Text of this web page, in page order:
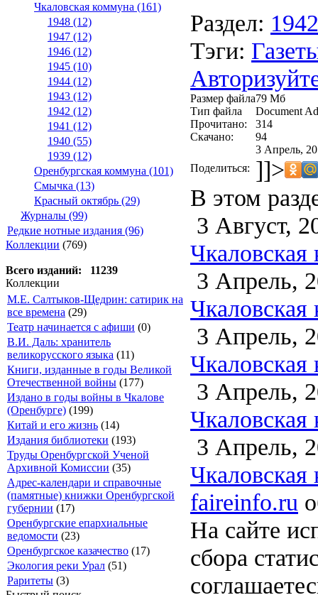
Чкаловская коммуна (161)
1948 (12)
1947 (12)
1946 (12)
1945 (10)
1944 (12)
1943 (12)
1942 (12)
1941 (12)
1940 (55)
1939 (12)
Оренбургская коммуна (101)
Смычка (13)
Красный октябрь (29)
Журналы (99)
Редкие нотные издания (96)
Коллекции (769)
Всего изданий: 11239
Коллекции
М.Е. Салтыков-Щедрин: сатирик на
все времена (29)
Театр начинается с афиши (0)
В.И. Даль: хранитель
великорусского языка (11)
Книги, изданные в годы Великой
Отечественной войны (177)
Издано в годы войны в Чкалове
(Оренбурге) (199)
Китай и его жизнь (14)
Издания библиотеки (193)
Труды Оренбургской Ученой
Архивной Комиссии (35)
Адрес-календари и справочные
(памятные) книжки Оренбургской
губернии (17)
Оренбургские епархиальные
ведомости (23)
Оренбургское казачество (17)
Экология реки Урал (51)
Раритеты (3)
Раздел: 1942
Тэги:
Размер файла79 Мб
Тип файла
Document
Прочитано:
314
Скачано:
94
3 Апрель,
Поделиться: ]]>
В этом
3 Август,
3 Апрель,
3 Апрель,
3 Апрель,
3 Апрель,
Чкаловская
faireinfo.ru
На сайте
сбора